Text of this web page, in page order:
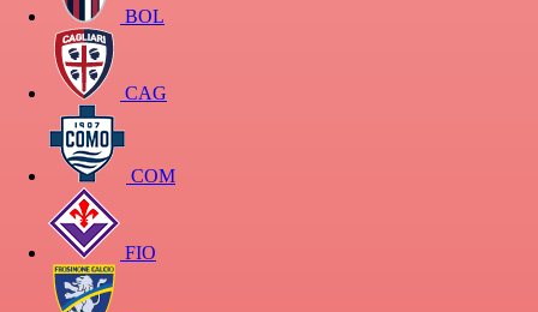
BOL
CAG
COM
FIO